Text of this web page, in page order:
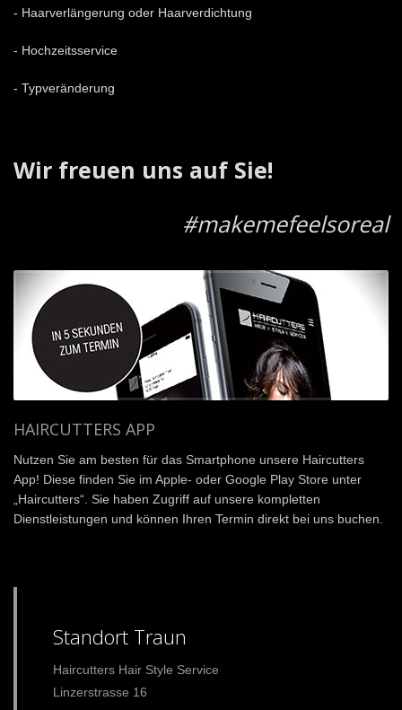
- Haarverlängerung oder Haarverdichtung
- Hochzeitsservice
- Typveränderung
Wir freuen uns auf Sie!
#makemefeelsoreal
HAIRCUTTERS APP
Nutzen Sie am besten für das Smartphone unsere Haircutters
App! Diese finden Sie im Apple- oder Google Play Store unter
„Haircutters“. Sie haben Zugriff auf unsere kompletten
Dienstleistungen und können Ihren Termin direkt bei uns buchen.
Standort Traun
Haircutters Hair Style Service
Linzerstrasse 16